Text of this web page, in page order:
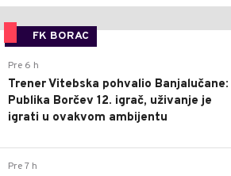
FK BORAC
Pre 6 h
Trener Vitebska pohvalio Banjalučane:
Publika Borčev 12. igrač, uživanje je
igrati u ovakvom ambijentu
Pre 7 h